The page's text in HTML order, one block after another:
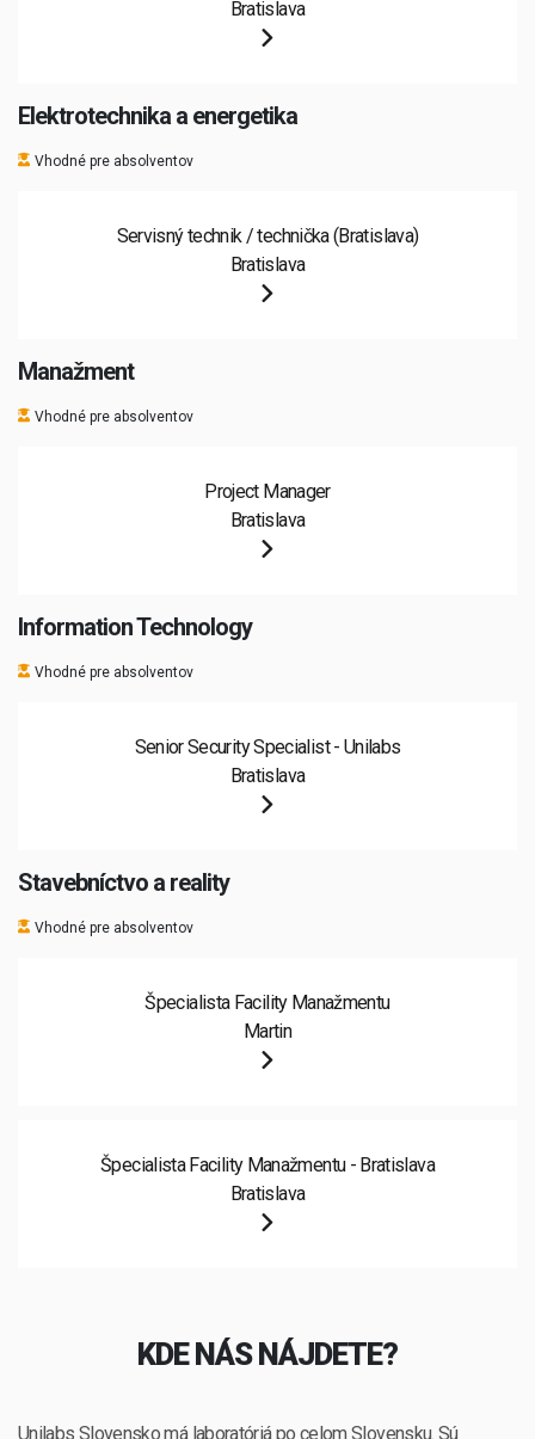
Bratislava
Elektrotechnika a energetika
Vhodné pre absolventov
Servisný technik / technička (Bratislava)
Bratislava
Manažment
Vhodné pre absolventov
Project Manager
Bratislava
Information Technology
Vhodné pre absolventov
Senior Security Specialist - Unilabs
Bratislava
Stavebníctvo a reality
Vhodné pre absolventov
Špecialista Facility Manažmentu
Martin
Špecialista Facility Manažmentu - Bratislava
Bratislava
KDE NÁS NÁJDETE?
Unilabs Slovensko má laboratóriá po celom Slovensku. Sú